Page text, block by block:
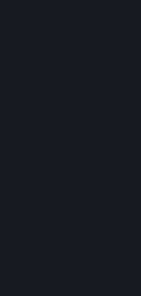
ситуация не соответствует
можете запросить возврат, и мы
пользователей из некоторых
дополнительные права на запрос
Средства за покупку будут
течение недели после
кошелек Steam или тот способ
воспользовались при покупке.
Steam не сможет вернуть деньги
способ оплаты, то ваш кошелек
соответствующую сумму
доступные в магазине Steam в
В каких случаях
Возможность осуществить
покупки за продукты, в которых
распространяется на игры и
магазине Steam. Далее вы